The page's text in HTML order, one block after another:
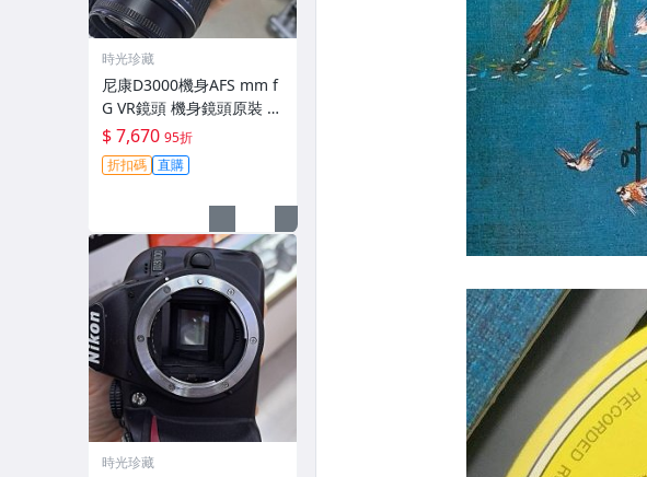
時光珍藏
尼康D3000機身AFS mm f
G VR鏡頭 機身鏡頭原裝 無
拆修無翻新 有輕微使用痕
跡 鏡頭-3430
$ 7,670 95折
折扣碼 直購
時光珍藏